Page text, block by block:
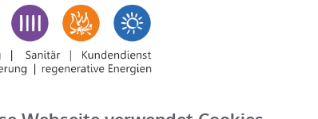
VIGOUR vogue Doppel-Aufsatzschale, 130 cm,
VIGOUR vogue Konsole, 20 x 50 x 60,6 cm,
Waschtischunterschrank 26 x 49 x 140 cm, 2
VIGOUR vogue Farbset und Unterputzkörper für
VIGOUR vogue LED-Lichtspiegel, 140 x 80 cm, 4-